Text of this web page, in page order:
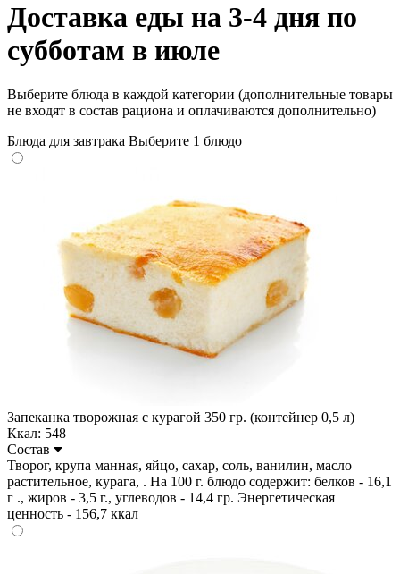
Доставка еды на 3-4 дня по
субботам в июле
Выберите блюда в каждой категории (дополнительные товары
не входят в состав рациона и оплачиваются дополнительно)
Блюда для завтрака Выберите 1 блюдо
Запеканка творожная с курагой 350 гр. (контейнер 0,5 л)
Ккал: 548
Состав
Творог, крупа манная, яйцо, сахар, соль, ванилин, масло
растительное, курага, . На 100 г. блюдо содержит: белков - 16,1
г ., жиров - 3,5 г., углеводов - 14,4 гр. Энергетическая
ценность - 156,7 ккал